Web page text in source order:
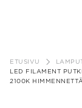
sisältöön
ETUSIVU
LED FILAMENT
2100K